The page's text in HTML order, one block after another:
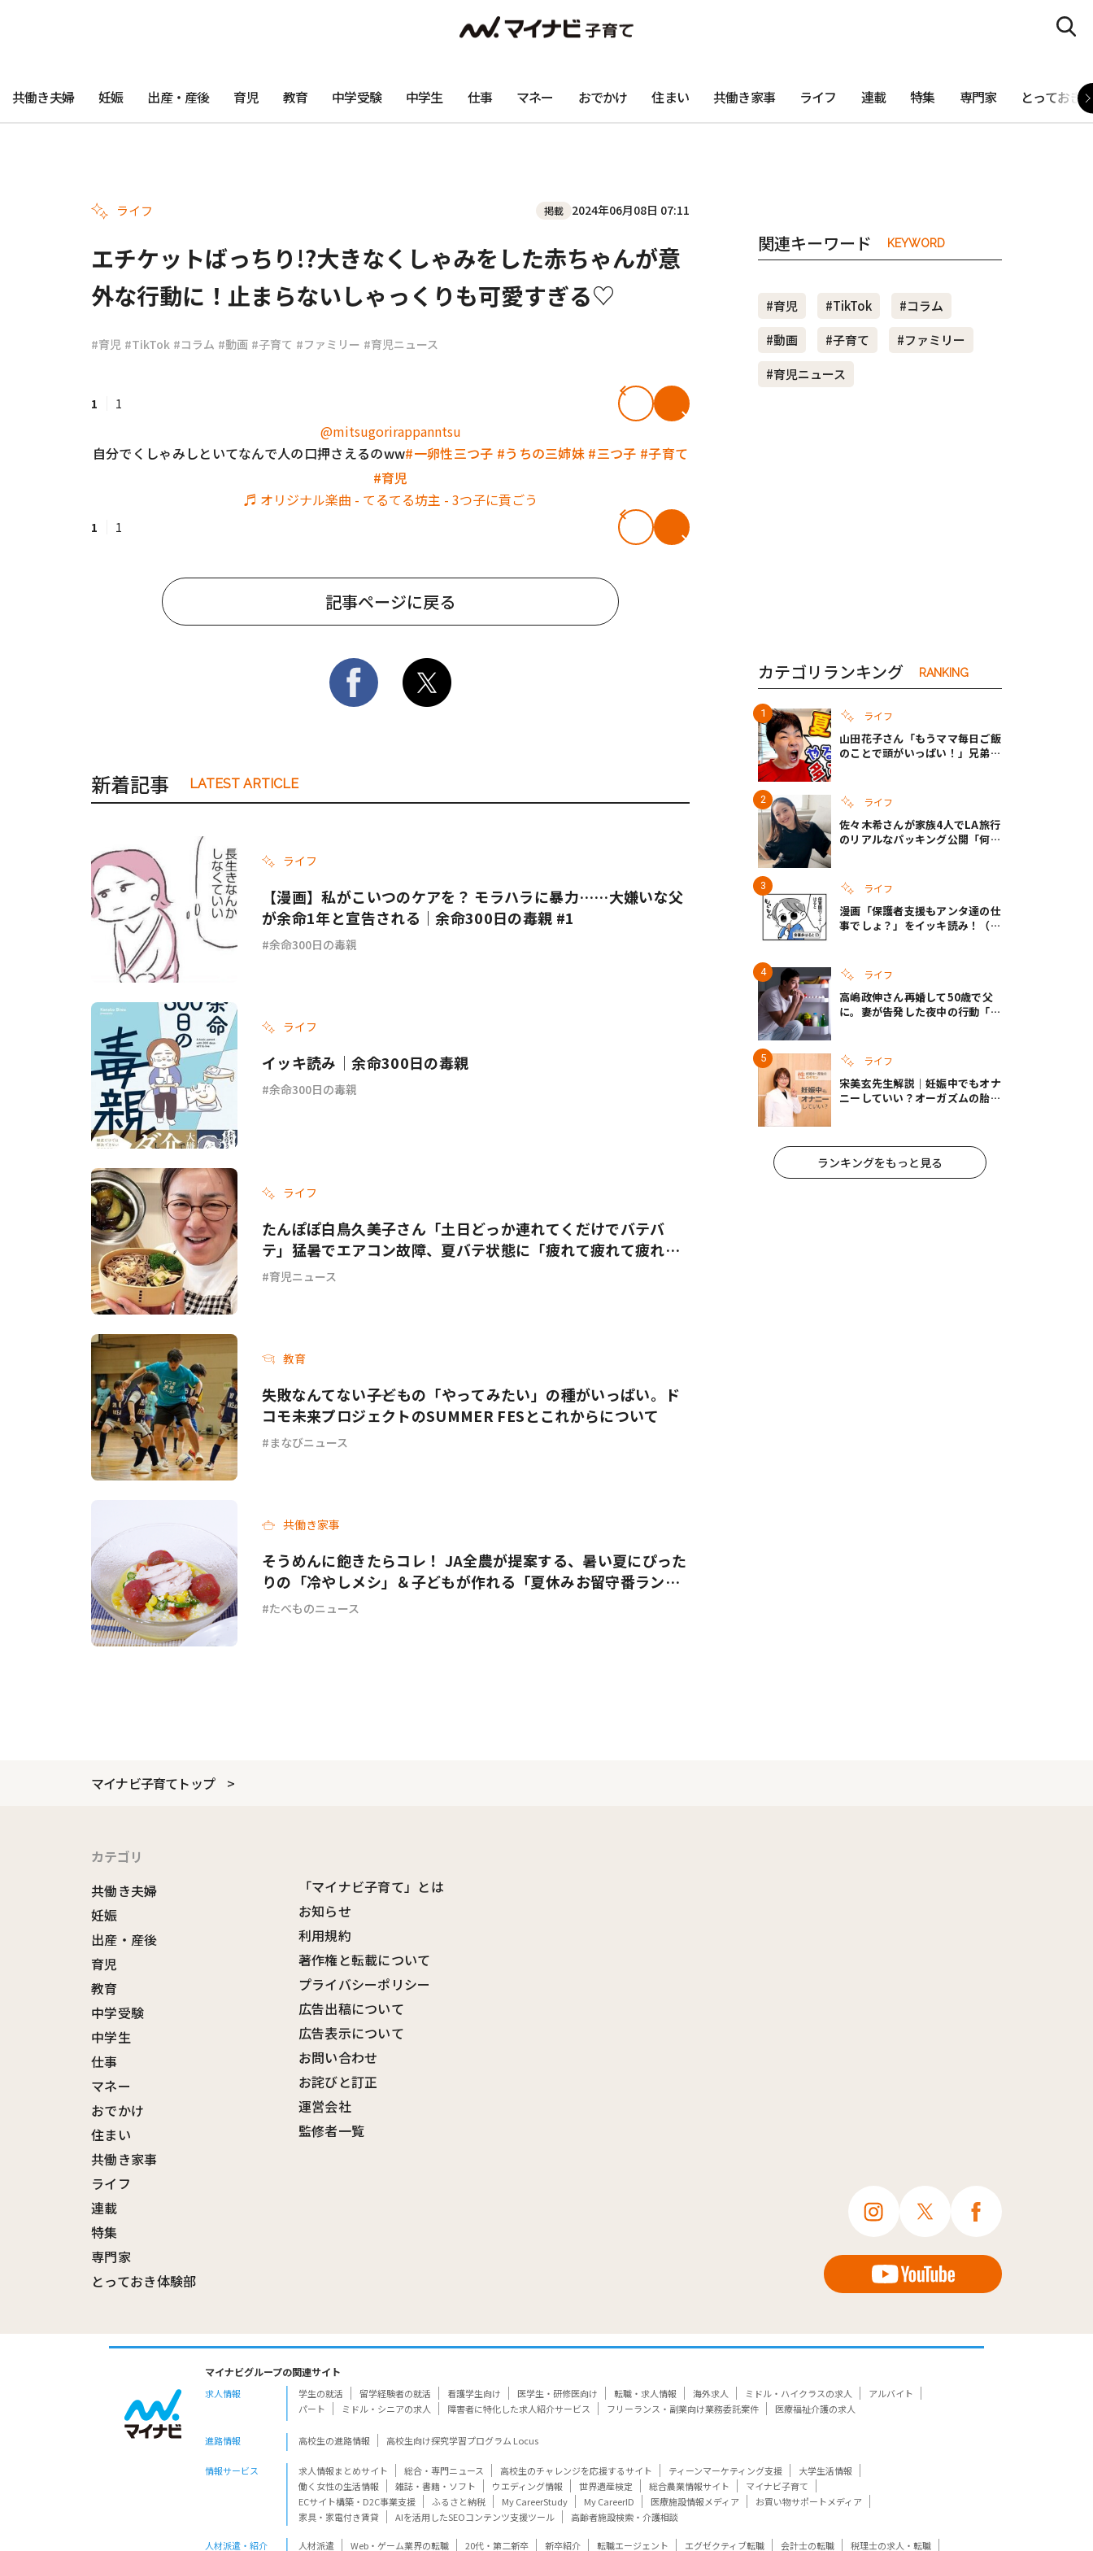
#共働き夫婦
#ベビーニュース
共働き夫婦 妊娠 出産・産後 育児 教育 中学受験 中学生 仕事 マネー おでかけ 住まい 共働き家事 ライフ 連載 特集 専門家 とっておき
ライフ 掲載 2024年06月08日 07:11
エチケットばっちり!?大きなくしゃみをした赤ちゃんが意
外な行動に！止まらないしゃっくりも可愛すぎる♡
#育児 #TikTok #コラム #動画 #子育て #ファミリー #育児ニュース
1 1
@mitsugorirappanntsu
自分でくしゃみしといてなんで人の口押さえるのww#一卵性三つ子 #うちの三姉妹 #三つ子 #子育て
#育児
♬ オリジナル楽曲 - てるてる坊主 - 3つ子に貢ごう
1 1
記事ページに戻る
新着記事 LATEST ARTICLE
ライフ
【漫画】私がこいつのケアを？ モラハラに暴力……大嫌いな父
が余命1年と宣告される｜余命300日の毒親 #1
余命300日の毒親
ライフ
イッキ読み｜余命300日の毒親
余命300日の毒親
ライフ
たんぽぽ白鳥久美子さん「土日どっか連れてくだけでバテバ
テ」猛暑でエアコン故障、夏バテ状態に「疲れて疲れて疲れ果
てて…」
育児ニュース
教育
失敗なんてない――子どもの「やってみたい」の種がいっぱい。ド
コモ未来プロジェクトのSUMMER FESとこれからについて
まなびニュース
共働き家事
そうめんに飽きたらコレ！ JA全農が提案する、暑い夏にぴった
りの「冷やしメシ」＆子どもが作れる「夏休みお留守番ラン
チ」各3選
たべものニュース
関連キーワード KEYWORD
#育児 #TikTok
#コラム
#動画
#子育て
#ファミリー
#育児ニュース
カテゴリランキング RANKING
ライフ
山田花子さん「もうママ毎日ご飯
のことで頭がいっぱい！」兄弟夏
ライフ
佐々木希さんが家族4人でLA旅行
のリアルなパッキング公開「何が
ライフ
漫画「保護者支援もアンタ達の仕
事でしょ？」をイッキ読み！（右
ライフ
高嶋政伸さん再婚して50歳で父
に。妻が告発した夜中の行動「こ
ライフ
宋美玄先生解説｜妊娠中でもオナ
ニーしていい？オーガズムの胎児
ランキングをもっと見る
マイナビ子育てトップ
カテゴリ
共働き夫婦
妊娠
出産・産後
育児
教育
中学受験
中学生
仕事
マネー
おでかけ
住まい
共働き家事
ライフ
連載
特集
専門家
とっておき体験部
「マイナビ子育て」とは
お知らせ
利用規約
著作権と転載について
プライバシーポリシー
広告出稿について
広告表示について
お問い合わせ
お詫びと訂正
運営会社
監修者一覧
マイナビグループの関連サイト
求人情報 学生の就活 留学経験者の就活 看護学生向け 医学生・研修医向け 転職・求人情報 海外求人 ミドル・ハイクラスの求人
アルバイト
パート
ミドル・シニアの求人 障害者に特化した求人紹介サービス フリーランス・副業向け業務委託案件 医療福祉介護の求人
進路情報 高校生の進路情報 高校生向け探究学習プログラム Locus
情報サービス 求人情報まとめサイト 総合・専門ニュース 高校生のチャレンジを応援するサイト ティーンマーケティング支援
大学生活情報
働く女性の生活情報
雑誌・書籍・ソフト ウエディング情報 世界遺産検定 総合農業情報サイト
マイナビ子育て
ECサイト構築・D2C事業支援
ふるさと納税 My CareerStudy My CareerID 医療施設情報メディア
お買い物サポートメディア
家具・家電付き賃貸
AIを活用したSEOコンテンツ支援ツール 高齢者施設検索・介護相談
人材派遣・紹介 人材派遣 Web・ゲーム業界の転職 20代・第二新卒 新卒紹介 転職エージェント エグゼクティブ転職 会計士の転職 税理士の求人・転職